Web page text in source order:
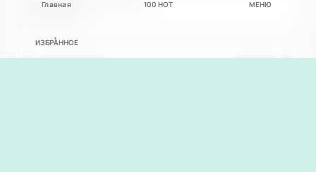
Главная 100 НОТ МЕНЮ
ИЗБРАННОЕ